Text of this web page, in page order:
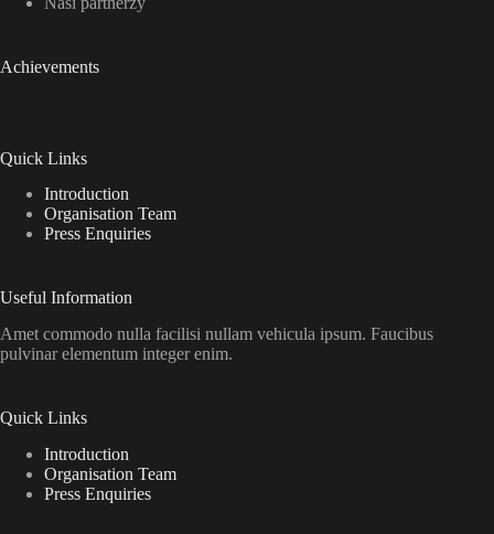
Achievements
Quick Links
Introduction
Organisation Team
Press Enquiries
Useful Information
Amet commodo nulla facilisi nullam vehicula ipsum. Faucibus
pulvinar elementum integer enim.
Quick Links
Introduction
Organisation Team
Press Enquiries